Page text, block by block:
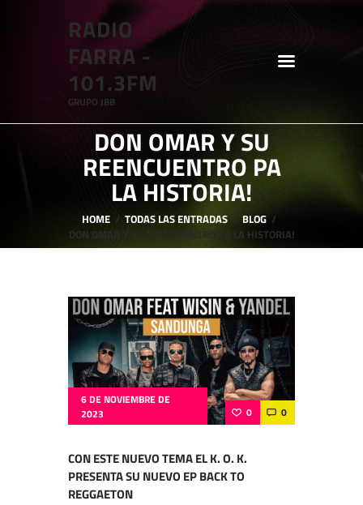
RADIO
FARRA -
101.3FM
GRUPO JBB
DON OMAR Y SU
REENCUENTRO PA
LA HISTORIA!
HOME TODAS LAS ENTRADAS
BLOG
DON OMAR Y SU REENCUENTRO PA LA HISTORIA!
RADIO FARRA - 101.3FM
HOME
SHOWS
BLOG
FEATURES
ABOUT
6 DE NOVIEMBRE DE
2023
0 0
CON ESTE NUEVO TEMA EL K. O. K.
PRESENTA SU NUEVO EP BACK TO
REGGAETON